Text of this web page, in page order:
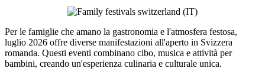
Per le famiglie che amano la gastronomia e l'atmosfera festosa,
luglio 2026 offre diverse manifestazioni all'aperto in Svizzera
romanda. Questi eventi combinano cibo, musica e attività per
bambini, creando un'esperienza culinaria e culturale unica.